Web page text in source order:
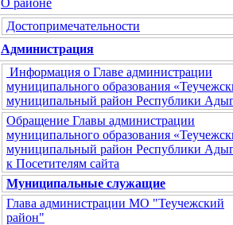
О районе
Достопримечательности
Администрация
Информация о Главе администрации
муниципального образования
муниципальный район Республики
Обращение Главы администрации
муниципального образования
муниципальный район Республики
к Посетителям сайта
Муниципальные служащие
Глава администрации МО "Теучежский
район"